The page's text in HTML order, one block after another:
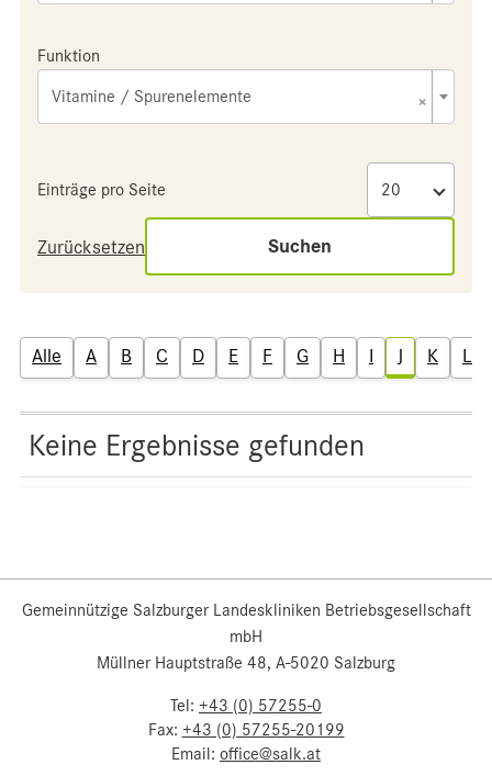
Funktion
×
Vitamine / Spurenelemente
Einträge pro Seite
Zurücksetzen Suchen
Alle A B C D E F G H I J K L
Keine Ergebnisse gefunden
Gemeinnützige Salzburger Landeskliniken Betriebsgesellschaft
mbH
Müllner Hauptstraße 48, A-5020 Salzburg
Tel: +43 (0) 57255-0
Fax: +43 (0) 57255-20199
Email: office@salk.at